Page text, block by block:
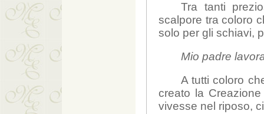
Tra tanti
scalpore tra coloro
solo per gli schiavi,
Mio padre
A tutti coloro
creato la
vivesse nel riposo,